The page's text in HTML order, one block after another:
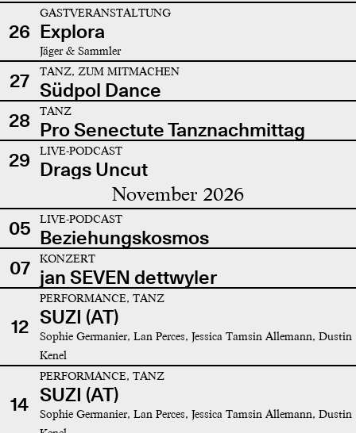
26
GASTVERANSTALTUNG
Explora
Jäger & Sammler
27 TANZ, ZUM MITMACHEN
Südpol Dance
28
TANZ
Pro Senectute Tanznachmittag
29
LIVE-PODCAST
Drags Uncut
November 2026
05 LIVE-PODCAST
Beziehungskosmos
07
KONZERT
jan SEVEN dettwyler
12
PERFORMANCE, TANZ
SUZI (AT)
Sophie Germanier, Lan Perces, Jessica Tamsin Allemann, Dustin
Kenel
14
PERFORMANCE, TANZ
SUZI (AT)
Sophie Germanier, Lan Perces, Jessica Tamsin Allemann, Dustin